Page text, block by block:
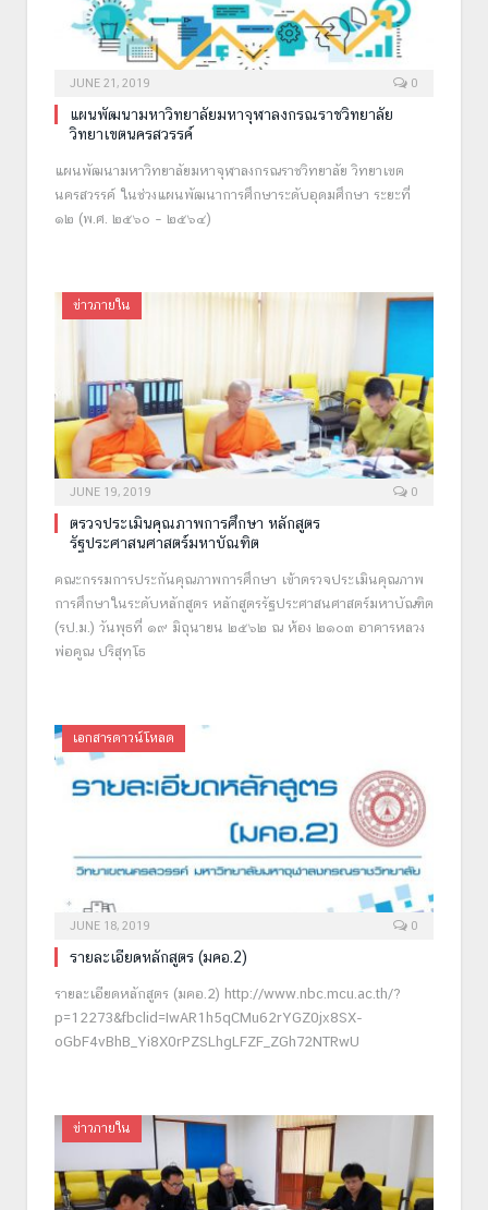
JUNE 21, 2019 0
แผนพัฒนามหาวิทยาลัยมหาจุฬาลงกรณราชวิทยาลัย
วิทยาเขตนครสวรรค์
แผนพัฒนามหาวิทยาลัยมหาจุฬาลงกรณราชวิทยาลัย วิทยาเขต
นครสวรรค์ ในช่วงแผนพัฒนาการศึกษาระดับอุดมศึกษา ระยะที่
๑๒ (พ.ศ. ๒๕๖๐ – ๒๕๖๔)
ข่าวภายใน
JUNE 19, 2019 0
ตรวจประเมินคุณภาพการศึกษา หลักสูตร
รัฐประศาสนศาสตร์มหาบัณฑิต
คณะกรรมการประกันคุณภาพการศึกษา เข้าตรวจประเมินคุณภาพ
การศึกษาในระดับหลักสูตร หลักสูตรรัฐประศาสนศาสตร์มหาบัณฑิต
(รป.ม.) วันพุธที่ ๑๙ มิถุนายน ๒๕๖๒ ณ ห้อง ๒๑๐๓ อาคารหลวง
พ่อคูณ ปริสุทฺโธ
เอกสารดาวน์โหลด
JUNE 18, 2019 0
รายละเอียดหลักสูตร (มคอ.2)
รายละเอียดหลักสูตร (มคอ.2) http://www.nbc.mcu.ac.th/?
p=12273&fbclid=IwAR1h5qCMu62rYGZ0jx8SX-
oGbF4vBhB_Yi8X0rPZSLhgLFZF_ZGh72NTRwU
ข่าวภายใน